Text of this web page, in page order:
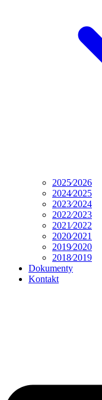
2025⁄2026
2024⁄2025
2023⁄2024
2022⁄2023
2021⁄2022
2020⁄2021
2019⁄2020
2018⁄2019
Dokumenty
Kontakt